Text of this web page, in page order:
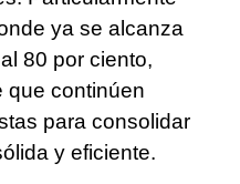
ya se alcanza
80 por ciento,
que continúen
para consolidar
y eficiente.